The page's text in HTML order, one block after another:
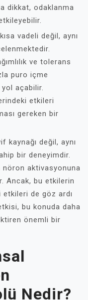
dikkat, odaklanma
vadeli değil, aynı
ve tolerans
puro içme
yol açabilir.
etkileri
gereken bir
kaynağı değil, aynı
bir deneyimdir.
nöron aktivasyonuna
Ancak, bu etkilerin
etkileri de göz ardı
bu konuda daha
önemli bir
Nedir?